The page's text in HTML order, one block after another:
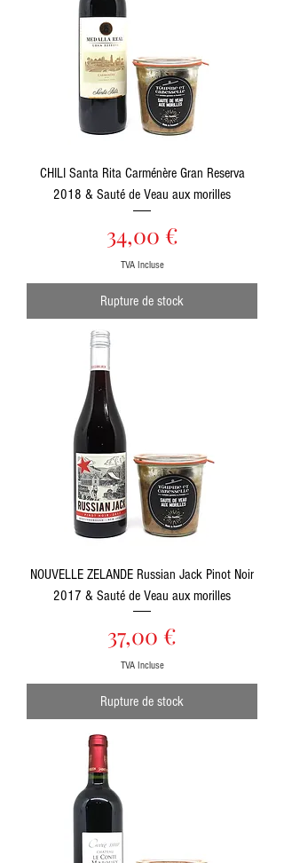
CHILI Santa Rita Carménère Gran Reserva
2018 & Sauté de Veau aux morilles
Prix
34,00 €
TVA Incluse
Rupture de stock
NOUVELLE ZELANDE Russian Jack Pinot Noir
2017 & Sauté de Veau aux morilles
Prix
37,00 €
TVA Incluse
Rupture de stock